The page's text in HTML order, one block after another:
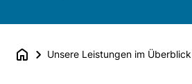
Unsere Leistungen im Überblick